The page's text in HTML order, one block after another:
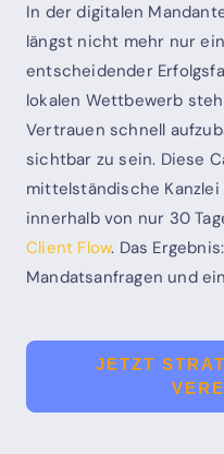
In der digitalen
längst nicht mehr nur
entscheidender
lokalen Wettbewerb
Vertrauen schnell
sichtbar zu sein. Diese
mittelständische
innerhalb von nur 30
Client Flow. Das
Mandatsanfragen und
JETZT